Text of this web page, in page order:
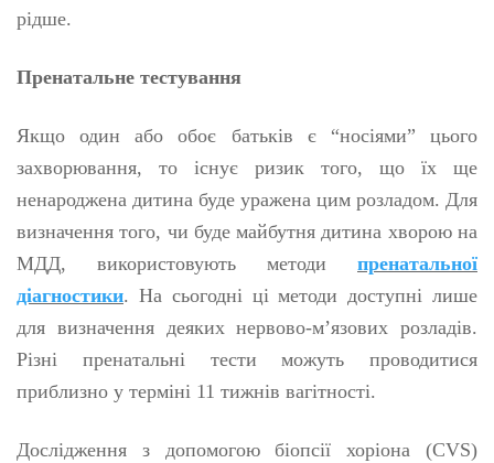
рідше.
Пренатальне тестування
Якщо один або обоє батьків є “носіями” цього
захворювання, то існує ризик того, що їх ще
ненароджена дитина буде уражена цим розладом. Для
визначення того, чи буде майбутня дитина хворою на
МДД, використовують методи пренатальної
діагностики. На сьогодні ці методи доступні лише
для визначення деяких нервово-м’язових розладів.
Різні пренатальні тести можуть проводитися
приблизно у терміні 11 тижнів вагітності.
Дослідження з допомогою біопсії хоріона (CVS)